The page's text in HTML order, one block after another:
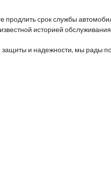
продлить срок службы
историей
защиты и надежности, мы рады